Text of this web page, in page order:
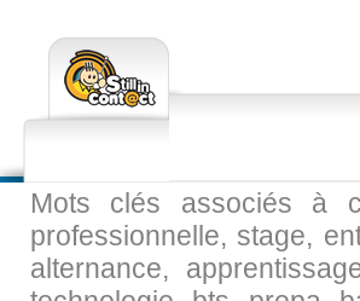
Mots clés associés à
professionnelle, stage,
alternance,